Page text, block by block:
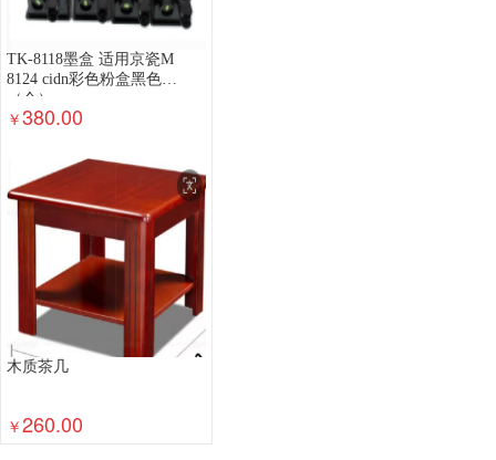
TK-8118墨盒 适用京瓷M
8124 cidn彩色粉盒黑色
（个）
￥380.00
木质茶几
￥260.00